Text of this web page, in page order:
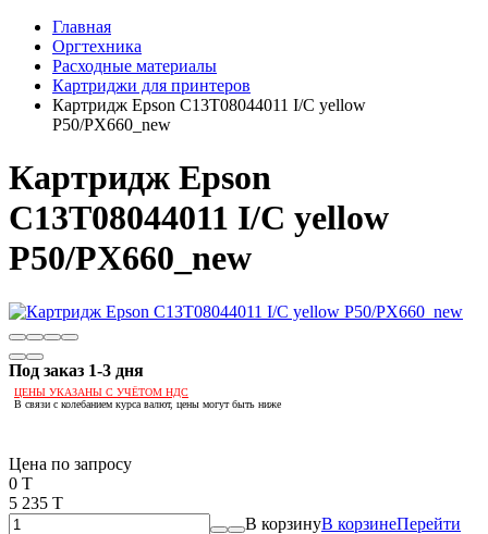
Главная
Оргтехника
Расходные материалы
Картриджи для принтеров
Картридж Epson C13T08044011 I/C yellow
P50/PX660_new
Картридж Epson
C13T08044011 I/C yellow
P50/PX660_new
Под заказ 1-3 дня
ЦЕНЫ УКАЗАНЫ С УЧЁТОМ НДС
В связи с колебанием курса валют, цены могут быть ниже
Цена по запросу
0 T
5 235 T
В корзинуВ корзинеПерейти